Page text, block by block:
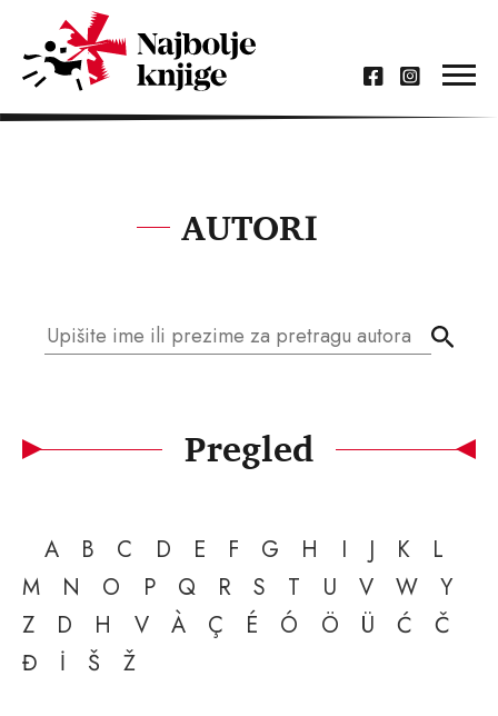
AUTORI
Pregled
A B C D E F G H I J K
L
M
N O P Q R S T U V W
Y
Z
D H V À Ç É Ó Ö Ü Ć
Č
Đ
İ Š Ž